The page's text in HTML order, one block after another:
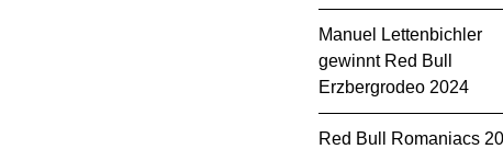
Manuel Lettenbichler
gewinnt Red Bull
Erzbergrodeo 2024
Red Bull Romaniacs